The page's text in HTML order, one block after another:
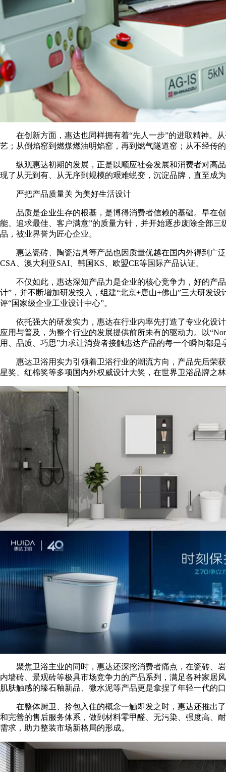
在创新方面，惠达也同样拥有着“先人一步”的进取精神。
艺；从倒焰窑到燃煤燃油明焰窑，再到燃气隧道窑；从不经传
纵观惠达初期的发展，正是以顺应社会发展和消费者对高
现了从无到有、从无序到规模的艰难蜕变，沉淀品牌，直至成
严把产品质量关 为美好生活设计
品质是企业生存的根基，是博得消费者信赖的基础。早在
能、追求最佳、客户满意”的质量方针，并开始逐步废除全部
品，被业界誉为匠心企业。
惠达瓷砖、陶瓷洁具等产品也因质量优越在国内外得到广
CSA、澳大利亚SAI、韩国KS、欧盟CE等国际产品认证。
不仅如此，惠达深知产品力是企业的核心竞争力，好的产
计”，并不断增加研发投入，组建“北京+唐山+佛山”三大研发
评“国家级企业工业设计中心”。
依托强大的研发实力，惠达在行业内率先打造了专业化设
应用与普及，为整个行业的发展提供前所未有的驱动力。以
用、品质、巧思”力求让消费者接触惠达产品的每一个瞬间都是
惠达卫浴用实力引领着卫浴行业的潮流方向，产品先后荣
星奖、红棉奖等多项国内外权威设计大奖，在世界卫浴品牌之
聚焦卫浴主业的同时，惠达还深挖消费者痛点，在瓷砖、
内墙砖、景观砖等极具市场竞争力的产品系列，满足各种家居
肌肤触感的臻石釉新品、微水泥等产品更是拿捏了年轻一代的
在整体厨卫、拎包入住的概念一触即发之时，惠达还推出
和完善的售后服务体系，做到材料零甲醛、无污染、强度高、
需求，助力整装市场新格局的形成。